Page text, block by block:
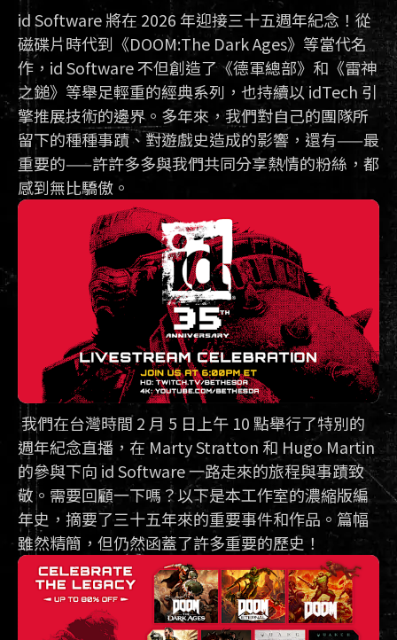
id Software 將在 2026 年迎接三十五週年紀念！從
磁碟片時代到《DOOM:The Dark Ages》等當代名
作，id Software 不但創造了《德軍總部》和《雷神
之鎚》等舉足輕重的經典系列，也持續以 idTech 引
擎推展技術的邊界。多年來，我們對自己的團隊所
留下的種種事蹟、對遊戲史造成的影響，還有——最
重要的——許許多多與我們共同分享熱情的粉絲，都
感到無比驕傲。
我們在台灣時間 2 月 5 日上午 10 點舉行了特別的
週年紀念直播，在 Marty Stratton 和 Hugo Martin
的參與下向 id Software 一路走來的旅程與事蹟致
敬。需要回顧一下嗎？以下是本工作室的濃縮版編
年史，摘要了三十五年來的重要事件和作品。篇幅
雖然精簡，但仍然函蓋了許多重要的歷史！